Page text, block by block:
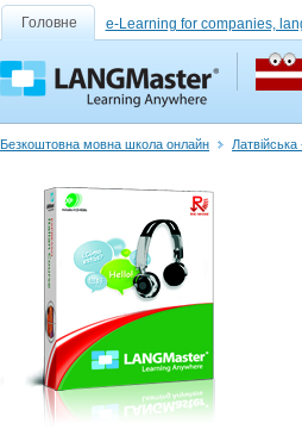
Головне e-Learning for companies,
Безкоштовна мовна школа онлайн